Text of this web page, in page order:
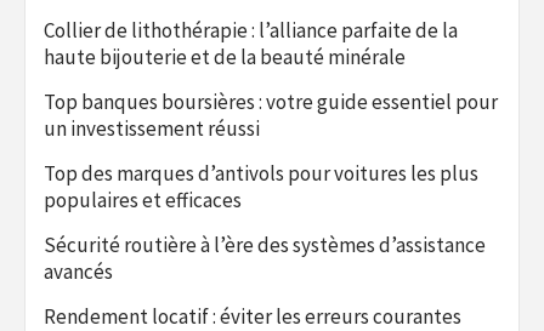
Collier de lithothérapie : l’alliance parfaite de la
haute bijouterie et de la beauté minérale
Top banques boursières : votre guide essentiel pour
un investissement réussi
Top des marques d’antivols pour voitures les plus
populaires et efficaces
Sécurité routière à l’ère des systèmes d’assistance
avancés
Rendement locatif : éviter les erreurs courantes